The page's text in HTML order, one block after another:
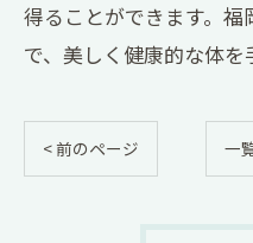
得ることができます。
で、美しく健康的な体を
< 前のページ 一